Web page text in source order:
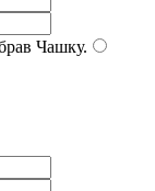
Чашку.